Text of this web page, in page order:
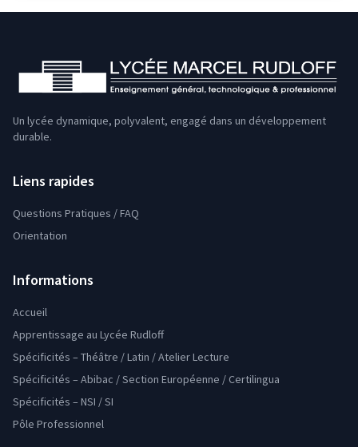
Un lycée dynamique, polyvalent, engagé dans un développement
durable.
Liens rapides
Questions Pratiques / FAQ
Orientation
Informations
Accueil
Apprentissage au Lycée Rudloff
Spécificités – Théâtre / Latin / Atelier Lecture
Spécificités – Abibac / Section Européenne / Certilingua
Spécificités – NSI / SI
Pôle Professionnel